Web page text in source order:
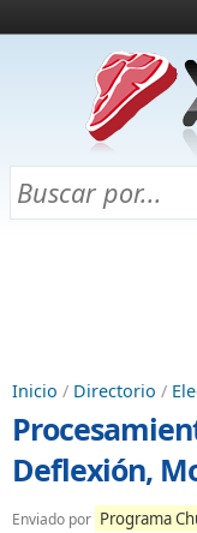
¿Qué es esto?
Directorio
Chuletas para exámenes
Inicio / Directorio /
Deflexión,
Enviado por Programa